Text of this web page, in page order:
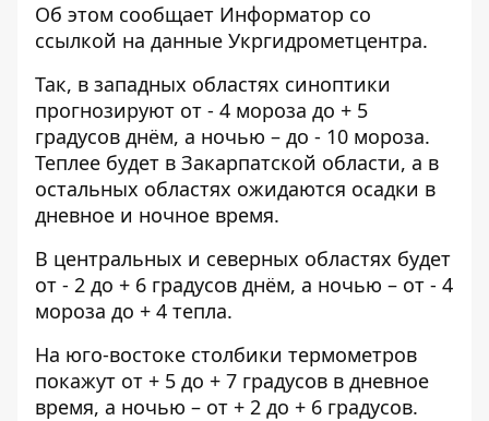
Об этом сообщает Информатор со
ссылкой на данные Укргидрометцентра.
Так, в западных областях синоптики
прогнозируют от - 4 мороза до + 5
градусов днём, а ночью – до - 10 мороза.
Теплее будет в Закарпатской области, а в
остальных областях ожидаются осадки в
дневное и ночное время.
В центральных и северных областях будет
от - 2 до + 6 градусов днём, а ночью – от - 4
мороза до + 4 тепла.
На юго-востоке столбики термометров
покажут от + 5 до + 7 градусов в дневное
время, а ночью – от + 2 до + 6 градусов.